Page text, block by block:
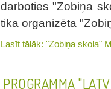
darboties "Zobiņa
tika organizēta
Lasīt tālāk: "Zobiņa skola"
PROGRAMMA